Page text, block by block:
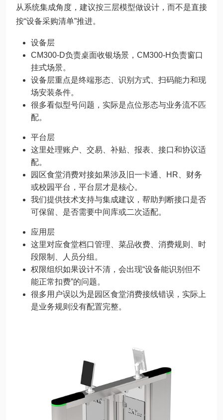
从系统集成角度，建议按三层模型做设计，而不是直接
按“设备采购清单”推进。
设备层
CM300-D负责桌面收银场景，CM300-H负责窗口
挂式场景。
设备层重点是终端形态、识别方式、扫码能力和现
场安装条件。
很多看似型号问题，实际是点位形态与业务流不匹
配。
平台层
这里处理账户、交易、补贴、报表、接口和协议适
配。
园区食堂消费对接如果涉及旧一卡通、HR、财务
或校园平台，平台层才是核心。
我们提供技术支持与集成建议，帮助判断接口是否
可保留、是否需要中间库或二次适配。
应用层
这里对应食堂档口管理、菜品收费、消费规则、时
段限制、人员分组。
权限组织如果设计不清，会出现“设备能识别但不
能正常扣费”的问题。
很多用户误以为是园区食堂消费接线错误，实际上
是业务规则没有配置完整。